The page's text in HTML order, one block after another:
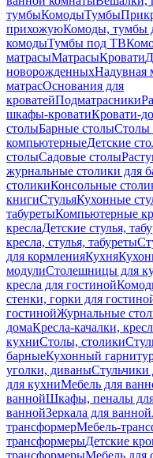
тумбыКомодыТумбы
прихожуюКомоды, тумбы
комодыТумбы под ТВ
матрасыМатрасыКровати
новорожденныхНадувная
матрасОснования для
кроватейПодматрасники
шкафы-кроватиКровати-
столыБарные столыСтолы
компьютерныеДетские
столыСадовые столы
журнальные столики для
столикиКонсольные
книгиСтульяКухонные
табуретыКомпьютерные
креслаДетские стулья,
кресла, стулья, табуреты
для кормленияКухня
модулиСтолешницы для
кресла для гостиной
стенки, горки для
гостинойЖурнальные
домаКресла-качалки,
кухниСтолы, столики
барныеКухонный
уголки, диваныСтульчики
для кухниМебель для
ваннойШкафы, пеналы
ваннойЗеркала для ванной
трансформерМебель-
трансформерыДетские
трансформерыМебель для